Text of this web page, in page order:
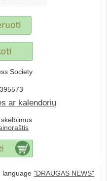
Society
ar kalendorių
language"DRAUGAS NEWS"